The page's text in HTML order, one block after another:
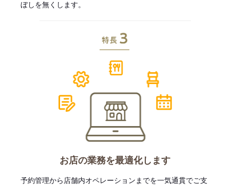
ぼしを無くします。
お店の業務を最適化します
予約管理から店舗内オペレーションまでを一気通貫でご支